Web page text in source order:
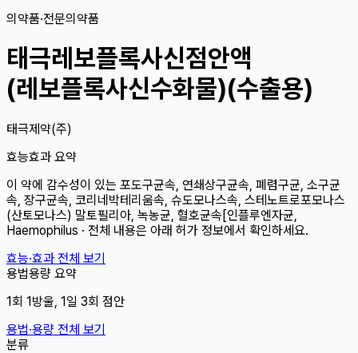
의약품·전문의약품
태극레보플록사신점안액
(레보플록사신수화물)(수출용)
태극제약(주)
효능효과 요약
이 약에 감수성이 있는 포도구균속, 연쇄상구균속, 폐렴구균, 소구균
속, 장구균속, 코리네박테리움속, 슈도모나스속, 스테노트로포모나스
(산토모나스) 말토필리아, 녹농균, 혈호균속[인플루엔자균,
Haemophilus · 전체 내용은 아래 허가 정보에서 확인하세요.
효능·효과 전체 보기
용법용량 요약
1회 1방울, 1일 3회 점안
용법·용량 전체 보기
분류